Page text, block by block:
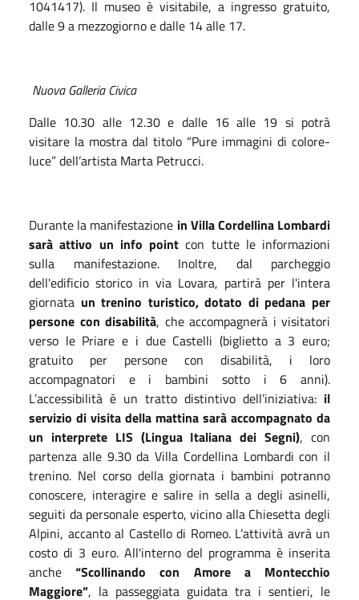
1041417). Il museo è visitabile, a ingresso gratuito,
dalle 9 a mezzogiorno e dalle 14 alle 17.
Nuova Galleria Civica
Dalle 10.30 alle 12.30 e dalle 16 alle 19 si potrà
visitare la mostra dal titolo “Pure immagini di colore-
luce” dell’artista Marta Petrucci.
Durante la manifestazione in Villa Cordellina Lombardi
sarà attivo un info pointcon tutte le informazioni
sulla manifestazione. Inoltre, dal parcheggio
dell'edificio storico in via Lovara, partirà per l'intera
giornata un trenino turistico, dotato di pedana per
persone con disabilità, che accompagnerà i visitatori
verso le Priare e i due Castelli (biglietto a 3 euro;
gratuito per persone con disabilità, i loro
accompagnatori e i bambini sotto i 6 anni).
L’accessibilità è un tratto distintivo dell’iniziativa: il
servizio di visita della mattina sarà accompagnato da
un interprete LIS (Lingua Italiana dei Segni), con
partenza alle 9.30 da Villa Cordellina Lombardi con il
trenino. Nel corso della giornata i bambini potranno
conoscere, interagire e salire in sella a degli asinelli,
seguiti da personale esperto, vicino alla Chiesetta degli
Alpini, accanto al Castello di Romeo. L’attività avrà un
costo di 3 euro. All'interno del programma è inserita
anche“Scollinando con Amore a Montecchio
Maggiore”, la passeggiata guidata tra i sentieri, le